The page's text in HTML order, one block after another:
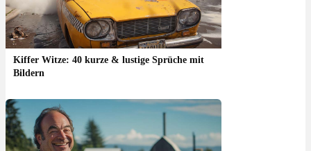
Kiffer Witze: 40 kurze & lustige Sprüche mit
Bildern